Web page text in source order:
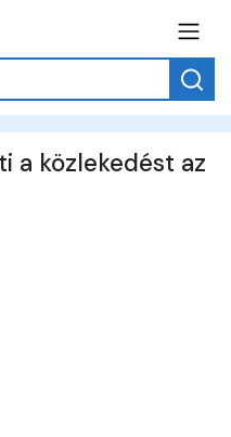
a közlekedést az